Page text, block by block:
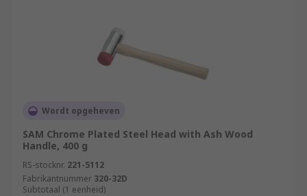
Wordt opgeheven
SAM Chrome Plated Steel Head with Ash Wood
Handle, 400 g
RS-stocknr. 221-5112
Fabrikantnummer 320-32D
Subtotaal (1 eenheid)